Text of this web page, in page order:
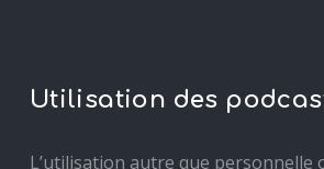
Utilisation des
L’utilisation autre que personnelle